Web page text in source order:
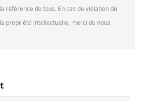
référence de tous. En cas de violation du
propriété intellectuelle, merci de nous